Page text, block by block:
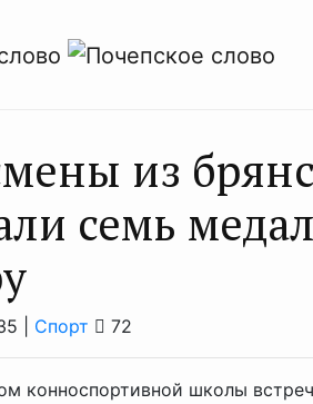
из
семь
| Спорт 72
конноспортивной школы